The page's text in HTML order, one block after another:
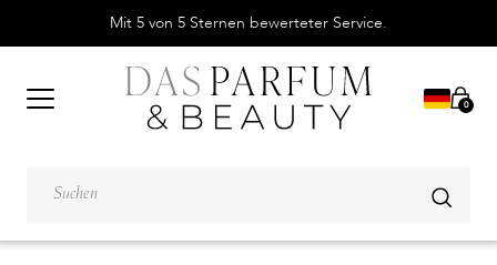
Mit 5 von 5 Sternen bewerteter Service.
0